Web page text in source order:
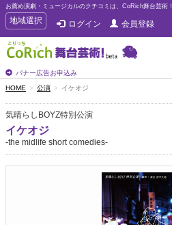
お薦め演劇・ミュージカルのクチコミは、CoRich舞台芸術！
T
o
g
g
e
n
a
v
g
a
地域選択 ログイン 会員登録
バナー広告お申込み
HOME 公演 イケオジ
気晴らしBOYZ特別公演
イケオジ
-the midlife short comedies-